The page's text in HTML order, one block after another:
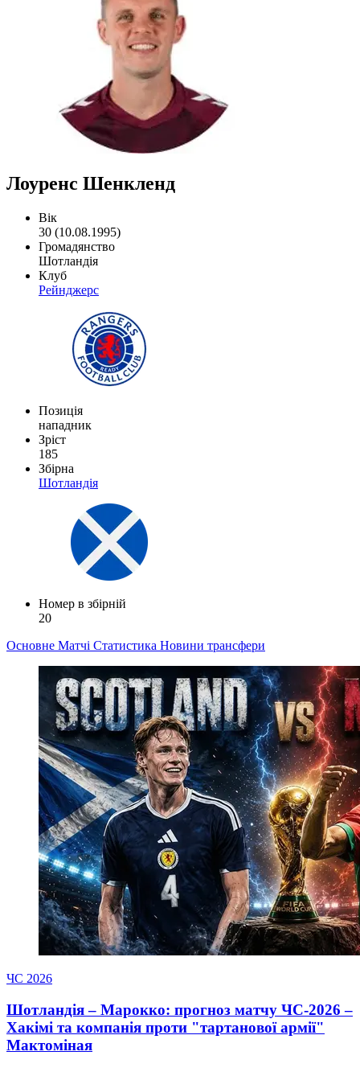
Лоуренс Шенкленд
Вік
30 (10.08.1995)
Громадянство
Шотландія
Клуб
Рейнджерс
Позиція
нападник
Зріст
185
Збірна
Шотландія
Номер в збірній
20
Основне Матчі Статистика Новини трансфери
ЧС 2026
Шотландія – Марокко: прогноз матчу ЧС-2026 –
Хакімі та компанія проти "тартанової армії"
Мактоміная